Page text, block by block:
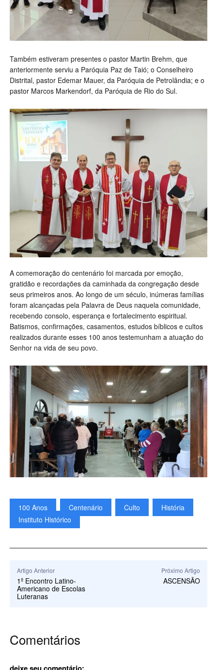
Também estiveram presentes o pastor Martin Brehm, que
anteriormente serviu a Paróquia Paz de Taió; o Conselheiro
Distrital, pastor Edemar Mauer, da Paróquia de Petrolândia; e o
pastor Marcos Markendorf, da Paróquia de Rio do Sul.
A comemoração do centenário foi marcada por emoção,
gratidão e recordações da caminhada da congregação desde
seus primeiros anos. Ao longo de um século, inúmeras famílias
foram alcançadas pela Palavra de Deus naquela comunidade,
recebendo consolo, esperança e fortalecimento espiritual.
Batismos, confirmações, casamentos, estudos bíblicos e cultos
realizados durante esses 100 anos testemunham a atuação do
Senhor na vida de seu povo.
100 Anos Centenário Culto
História
Instituto Histórico
Artigo Anterior
1º Encontro Latino-
Americano de Escolas
Luteranas
Próximo Artigo
ASCENSÃO
Comentários